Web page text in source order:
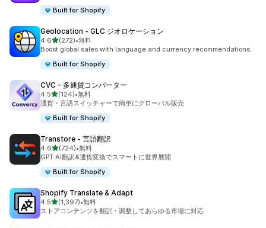
Built for Shopify
Geolocation ‑ GLC ジオロケーション
4.65つ星中
(272)
合計レビュー数：272件
•無料
Boost global sales with language and currency recommendations.
Built for Shopify
CVC – 多通貨コンバーター
4.55つ星中
(124)
合計レビュー数：124件
•無料
通貨・言語スイッチャーで簡単にグローバル販売
Built for Shopify
Transtore ‑ 言語翻訳
4.65つ星中
(724)
合計レビュー数：724件
•無料
GPT AI翻訳&通貨変換でスマートに世界展開
Built for Shopify
Shopify Translate & Adapt
4.55つ星中
(1,397)
合計レビュー数：1397件
•無料
ストアコンテンツを翻訳・調整してあらゆる市場に対応